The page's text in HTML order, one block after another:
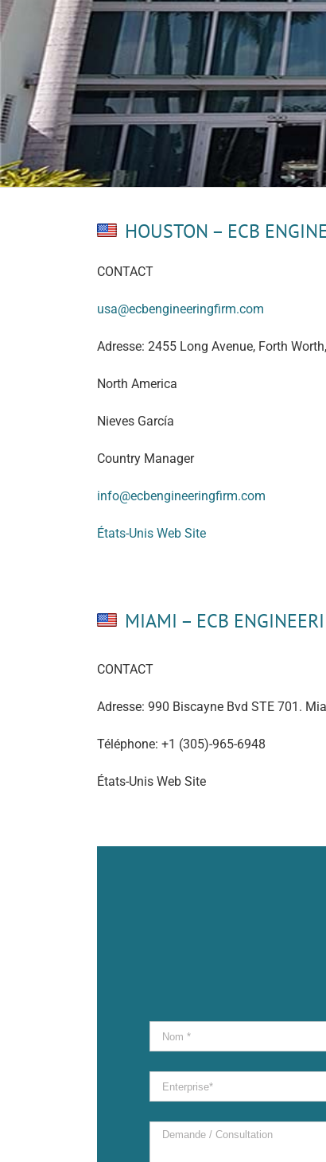
HOUSTON – ECB
CONTACT
usa@ecbengineeringfirm.com
Adresse: 2455 Long Avenue, Forth
North America
Nieves García
Country Manager
info@ecbengineeringfirm.com
États-Unis Web Site
MIAMI – ECB
CONTACT
Adresse: 990 Biscayne Bvd STE 701.
Téléphone: +1 (305)-965-6948
États-Unis Web Site